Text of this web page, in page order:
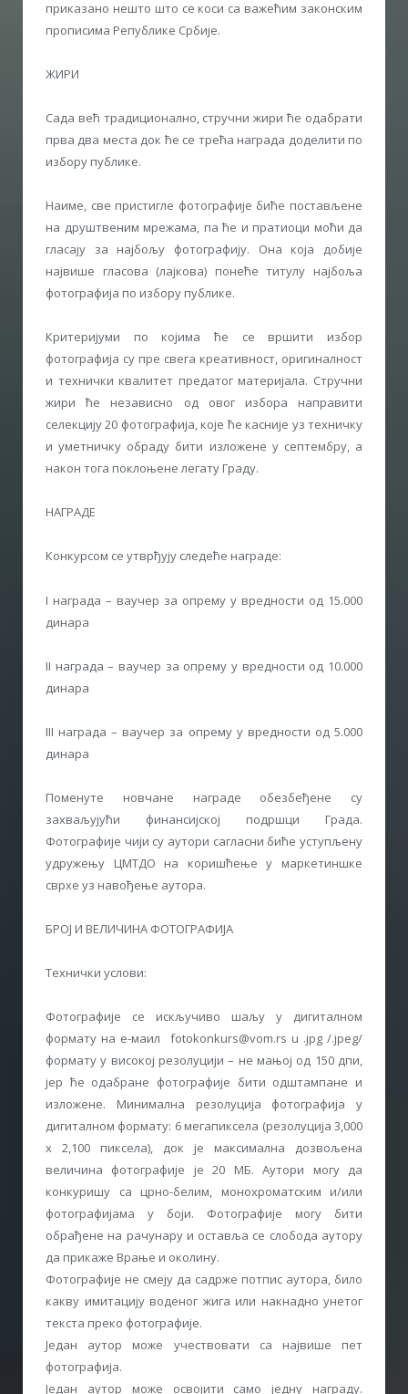
приказано нешто што се коси са важећим законским
прописима Републике Србије.
ЖИРИ
Сада већ традиционално, стручни жири ће одабрати
прва два места док ће се трећа награда доделити по
избору публике.
Наиме, све пристигле фотографије биће постављене
на друштвеним мрежама, па ће и пратиоци моћи да
гласају за најбољу фотографију. Она која добије
највише гласова (лајкова) понеће титулу најбоља
фотографија по избору публике.
Критеријуми по којима ће се вршити избор
фотографија су пре свега креативност, оригиналност
и технички квалитет предатог материјала. Стручни
жири ће независно од овог избора направити
селекцију 20 фотографија, које ће касније уз техничку
и уметничку обраду бити изложене у септембру, а
након тога поклоњене легату Граду.
НАГРАДЕ
Конкурсом се утврђују следеће награде:
I награда – ваучер за опрему у вредности од 15.000
динара
II награда – ваучер за опрему у вредности од 10.000
динара
III награда – ваучер за опрему у вредности од 5.000
динара
Поменуте новчане награде обезбеђене су
захваљујући финансијској подршци Града.
Фотографије чији су аутори сагласни биће уступљену
удружењу ЦМТДО на коришћење у маркетиншке
сврхе уз навођење аутора.
БРОЈ И ВЕЛИЧИНА ФОТОГРАФИЈА
Технички услови:
Фотографије се искључиво шаљу у дигиталном
формату на е-маил fotokonkurs@vom.rs u .jpg /.jpeg/
формату у високој резолуцији – не мањој од 150 дпи,
јер ће одабране фотографије бити одштампане и
изложене. Минимална резолуција фотографија у
дигиталном формату: 6 мегапиксела (резолуција 3,000
x 2,100 пиксела), док је максимална дозвољена
величина фотографије је 20 МБ. Аутори могу да
конкуришу са црно-белим, монохроматским и/или
фотографијама у боји. Фотографије могу бити
обрађене на рачунару и оставља се слобода аутору
да прикаже Врање и околину.
Фотографије не смеју да садрже потпис аутора, било
какву имитацију воденог жига или накнадно унетог
текста преко фотографије.
Један аутор може учествовати са највише пет
фотографија.
Један аутор може освојити само једну награду.